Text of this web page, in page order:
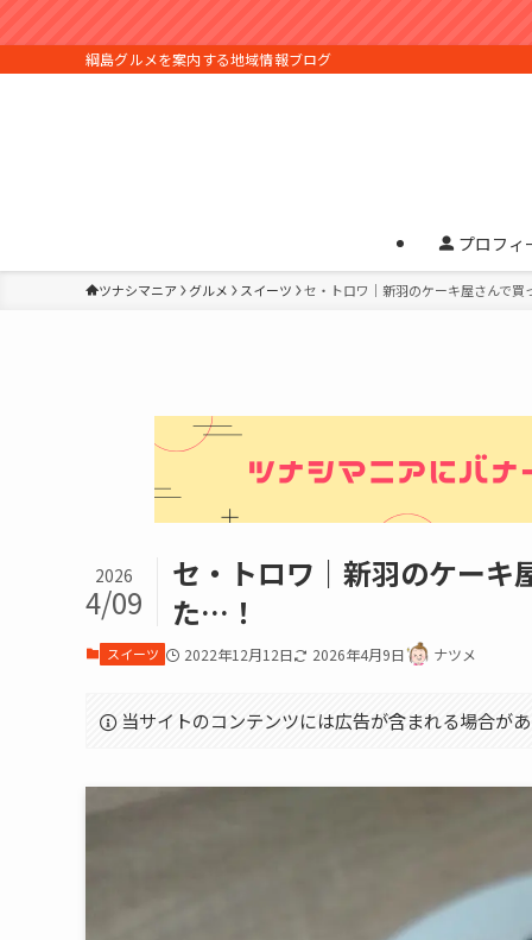
綱島グルメを案内する地域情報ブログ
プロフィ
ツナシマニア グルメ スイーツ セ・トロワ｜新羽のケーキ屋さんで
セ・トロワ｜新羽のケーキ
た…！
2026
4/09
スイーツ 2022年12月12日 2026年4月9日 ナツメ
当サイトのコンテンツには広告が含まれる場合が